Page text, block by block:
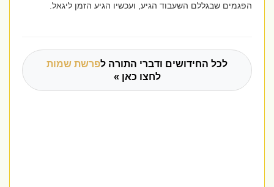
הפגמים שבגללם השעבוד הגיע, ועכשיו הגיע הזמן ליגאל.
לכל החידושים ודברי התורה לפרשת שמות
לחצו כאן »